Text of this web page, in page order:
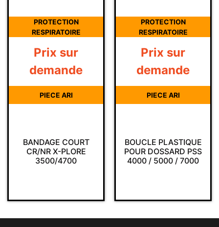
PROTECTION
RESPIRATOIRE
BANDAGE COURT
CR/NR X-PLORE
3500/4700
Prix sur
demande
PIECE ARI
PROTECTION
RESPIRATOIRE
BOUCLE PLASTIQUE
POUR DOSSARD PSS
4000 / 5000 / 7000
Prix sur
demande
PIECE ARI